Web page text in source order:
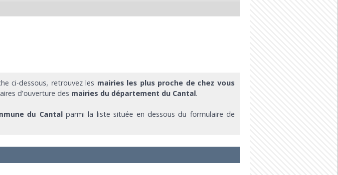
ci-dessous, retrouvez les mairies les plus proche de chez vous
d'ouverture des mairies du département du Cantal.
du Cantalparmi la liste située en dessous du formulaire de